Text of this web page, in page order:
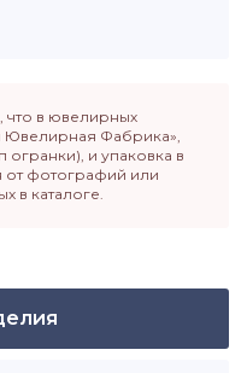
в ювелирных
Ювелирная Фабрика»,
огранки), и упаковка в
от фотографий или
в каталоге.